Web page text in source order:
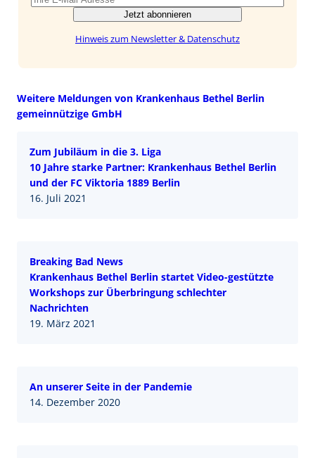
Jetzt abonnieren
Hinweis zum Newsletter & Datenschutz
Weitere Meldungen von Krankenhaus Bethel Berlin
gemeinnützige GmbH
Zum Jubiläum in die 3. Liga
10 Jahre starke Partner: Krankenhaus Bethel Berlin
und der FC Viktoria 1889 Berlin
16. Juli 2021
Breaking Bad News
Krankenhaus Bethel Berlin startet Video-gestützte
Workshops zur Überbringung schlechter
Nachrichten
19. März 2021
An unserer Seite in der Pandemie
14. Dezember 2020